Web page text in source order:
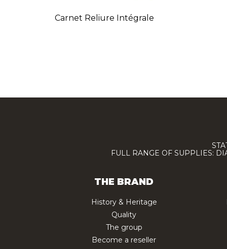
Carnet Reliure Intégrale
FULL RANGE OF SUPPLIES:
THE BRAND
History & Heritage
Quality
The group
Become a reseller